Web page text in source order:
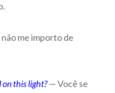
me importo de
this light?— Você se